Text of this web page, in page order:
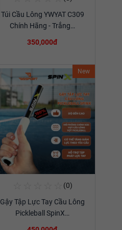
Xem chi tiết
Túi Cầu Lông YWYAT C309
Chính Hãng - Trắng…
350,000đ
New
Xem chi tiết
(0)
Gậy Tập Lực Tay Cầu Lông
Pickleball SpinX…